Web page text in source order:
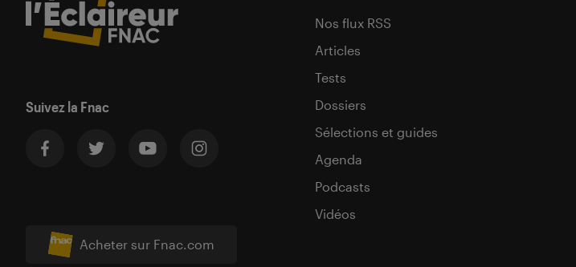
Suivez la Fnac
Acheter sur Fnac.com
Nos flux RSS
Articles
Tests
Dossiers
Sélections et guides
Agenda
Podcasts
Vidéos